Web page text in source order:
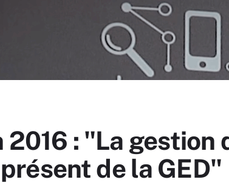
: "La gestion
de la GED"